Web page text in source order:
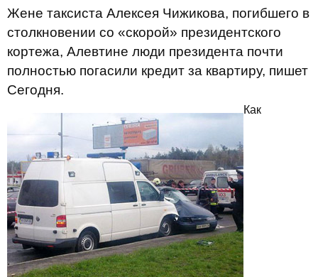
Жене таксиста Алексея Чижикова, погибшего в
столкновении со «скорой» президентского
кортежа, Алевтине люди президента почти
полностью погасили кредит за квартиру, пишет
Сегодня.
Как